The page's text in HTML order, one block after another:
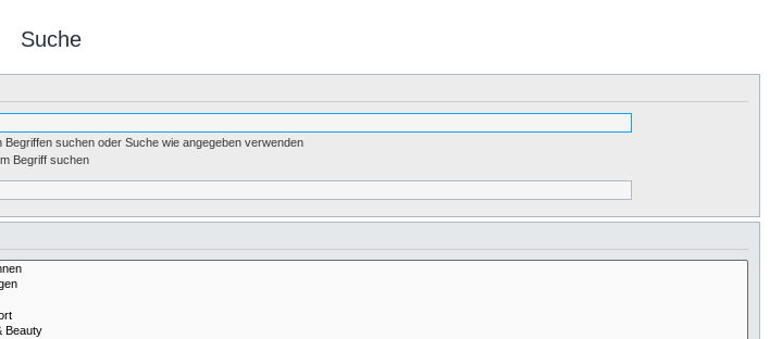
Suche
Begriffen suchen oder Suche wie angegeben verwenden
Begriff suchen